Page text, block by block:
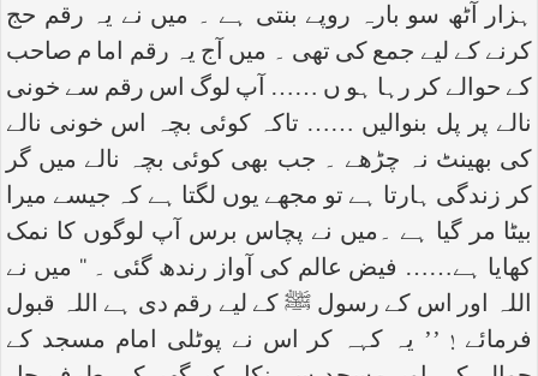
ہزار آٹھ سو بارہ روپے بنتی ہے ۔ میں نے یہ رقم حج
کرنے کے لیے جمع کی تھی ۔ میں آج یہ رقم اما م صاحب
کے حوالے کر رہا ہو ں …… آپ لوگ اس رقم سے خونی
نالے پر پل بنوالیں …… تاکہ کوئی بچہ اس خونی نالے
کی بھینٹ نہ چڑھے ۔ جب بھی کوئی بچہ نالے میں گر
کر زندگی ہارتا ہے تو مجھے یوں لگتا ہے کہ جیسے میرا
بیٹا مر گیا ہے ۔میں نے پچاس برس آپ لوگوں کا نمک
کھایا ہے…… فیض عالم کی آواز رندھ گئی ۔ ‘‘ میں نے
اللہ اور اس کے رسول ﷺ کے لیے رقم دی ہے اللہ قبول
فرمائے ! ’’ یہ کہہ کر اس نے پوٹلی امام مسجد کے